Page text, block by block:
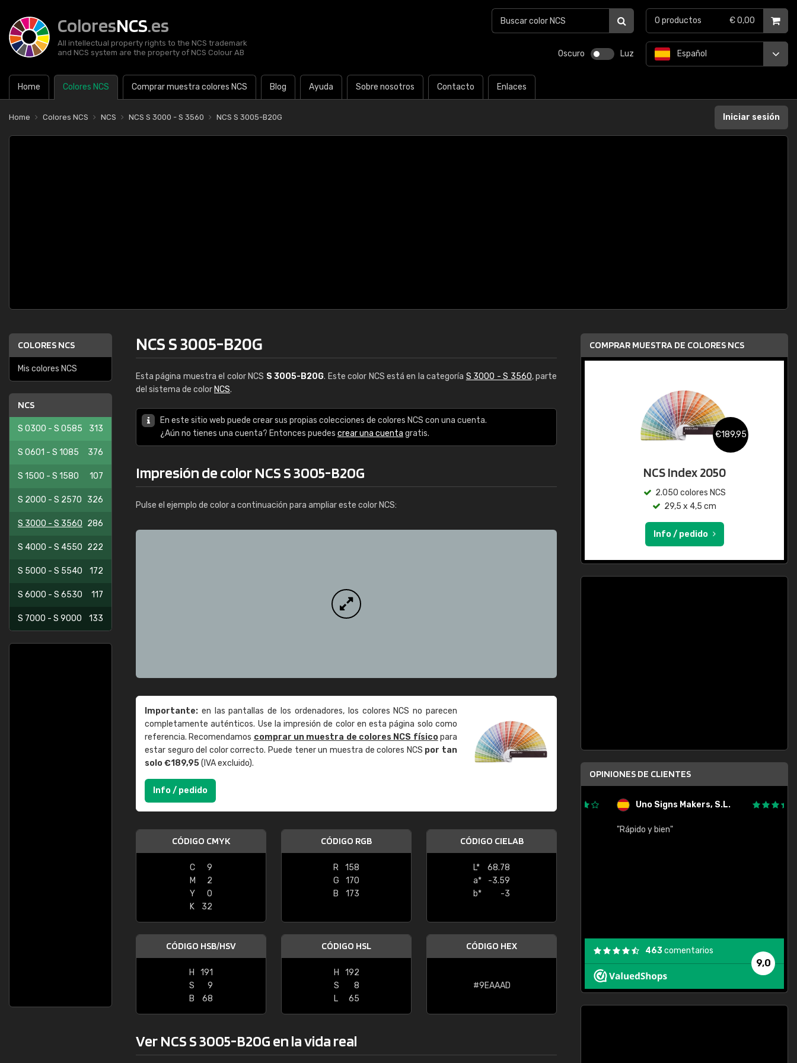
ColoresNCS.es
All intellectual property rights to the NCS trademark
and NCS system are the property of NCS Colour AB
Oscuro Luz
Home Colores NCS Comprar muestra colores NCS Blog Ayuda Sobre nosotros Contacto Enlaces
Español
0 productos € 0,00
Home Colores NCS NCS NCS S 3000 - S 3560 NCS S 3005-B20G Iniciar sesión
COLORES NCS
Mis colores NCS
NCS
S 0300 - S 0585 313
S 0601 - S 1085 376
S 1500 - S 1580 107
S 2000 - S 2570 326
S 3000 - S 3560 286
S 4000 - S 4550 222
S 5000 - S 5540 172
S 6000 - S 6530 117
S 7000 - S 9000 133
NCS S 3005-B20G
Esta página muestra el color NCS S 3005-B20G. Este color NCS está en la categoría S 3000 - S 3560, parte
del sistema de color NCS.
En este sitio web puede crear sus propias colecciones de colores NCS con una cuenta.
¿Aún no tienes una cuenta? Entonces puedes crear una cuenta gratis.
Impresión de color NCS S 3005-B20G
Pulse el ejemplo de color a continuación para ampliar este color NCS:
Importante: en las pantallas de los ordenadores, los colores NCS no parecen
completamente auténticos. Use la impresión de color en esta página solo como
referencia. Recomendamos comprar un muestra de colores NCS físicopara
estar seguro del color correcto. Puede tener un muestra de colores NCS por tan
solo €189,95(IVA excluido).
Info / pedido
CÓDIGO CMYK
C
9
M
2
Y
0
K
32
CÓDIGO RGB
R
158
G
170
B
173
CÓDIGO CIELAB
L*
68.78
a*
-3.59
b*
-3
CÓDIGO HSB/HSV
H
191
S
9
B
68
CÓDIGO HSL
H
192
S
8
L
65
CÓDIGO HEX
#9EAAAD
Ver NCS S 3005-B20G en la vida real
COMPRAR MUESTRA DE COLORES NCS
€189,95
NCS Index 2050
2.050 colores NCS
29,5 x 4,5 cm
Info / pedido
OPINIONES DE CLIENTES
"Buen servicio. No obstante No es fácil
encontrar/comprar lo que se busca"
Uno Signs Makers, S.L.
"Rápido y bien"
9,0
463comentarios